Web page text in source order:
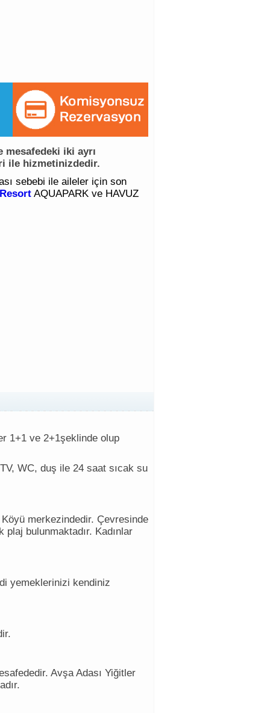
mesafedeki iki ayrı
ile hizmetinizdedir.
sebebi ile aileler için son
AQUAPARK ve HAVUZ
1+1 ve 2+1şeklinde olup
WC, duş ile 24 saat sıcak su
merkezindedir. Çevresinde
bulunmaktadır. Kadınlar
yemeklerinizi kendiniz
Avşa Adası Yiğitler